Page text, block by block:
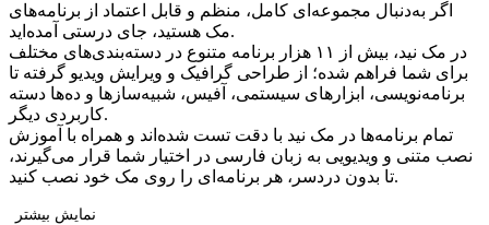
اگر به‌دنبال مجموعه‌ای کامل، منظم و قابل اعتماد از برنامه‌های
مک هستید، جای درستی آمده‌اید.
در مک نید، بیش از ۱۱ هزار برنامه متنوع در دسته‌بندی‌های مختلف
برای شما فراهم شده؛ از طراحی گرافیک و ویرایش ویدیو گرفته تا
برنامه‌نویسی، ابزارهای سیستمی، آفیس، شبیه‌سازها و ده‌ها دسته
کاربردی دیگر.
تمام برنامه‌ها در مک نید با دقت تست شده‌اند و همراه با آموزش
نصب متنی و ویدیویی به زبان فارسی در اختیار شما قرار می‌گیرند،
تا بدون دردسر، هر برنامه‌ای را روی مک خود نصب کنید.
نمایش بیشتر